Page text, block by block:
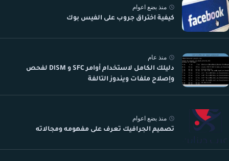
منذ بضع اعوام
كيفية اختراق جروب على الفيس بوك
منذ عام
دليلك الكامل لاستخدام أوامر SFC و DISM لفحص
وإصلاح ملفات ويندوز التالفة
منذ بضع اعوام
تصميم الجرافيك تعرف على مفهومه ومجالاته